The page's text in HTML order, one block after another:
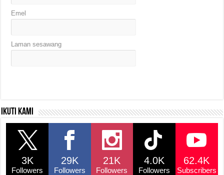
Emel
Laman sesawang
Ikuti kami
3K
Followers
29K
Followers
21K
Followers
4.0K
Followers
62.4K
Subscribers